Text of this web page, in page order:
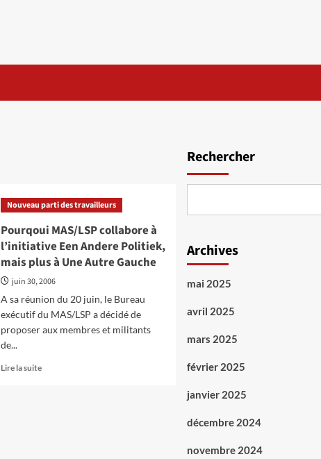
Nouveau parti des travailleurs
Pourqoui MAS/LSP collabore à
l’initiative Een Andere Politiek,
mais plus à Une Autre Gauche
juin 30, 2006
A sa réunion du 20 juin, le Bureau
exécutif du MAS/LSP a décidé de
proposer aux membres et militants
de...
Lire la suiteEn
Rechercher
Archives
mai 2025
avril 2025
mars 2025
février 2025
janvier 2025
décembre 2024
novembre 2024